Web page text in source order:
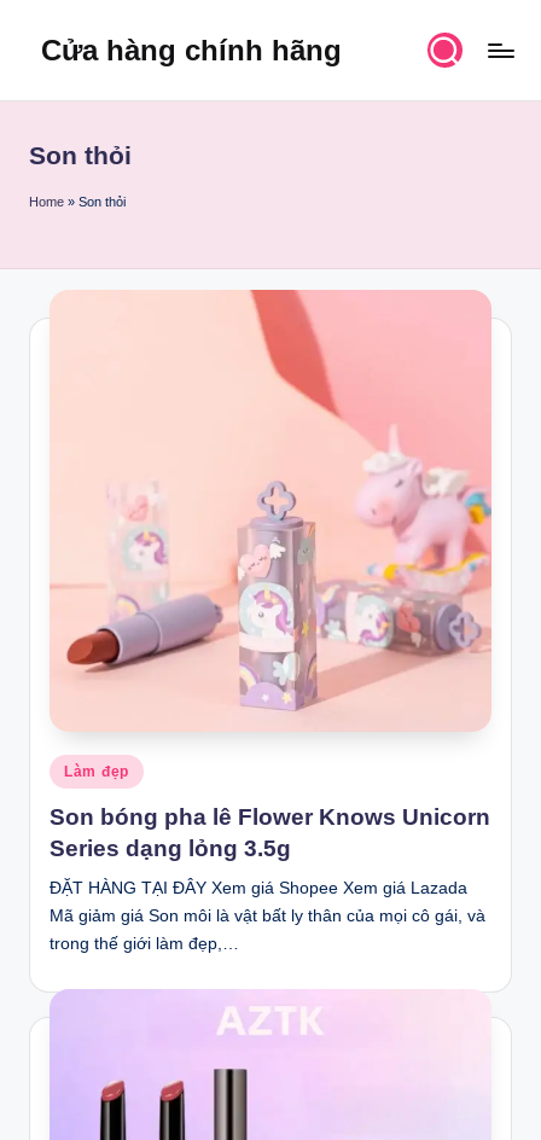
Cửa hàng chính hãng
Son thỏi
Home » Son thỏi
Posted
in
Làm đẹp
Son bóng pha lê Flower Knows Unicorn
Series dạng lỏng 3.5g
ĐẶT HÀNG TẠI ĐÂY Xem giá Shopee Xem giá Lazada
Mã giảm giá Son môi là vật bất ly thân của mọi cô gái, và
trong thế giới làm đẹp,…